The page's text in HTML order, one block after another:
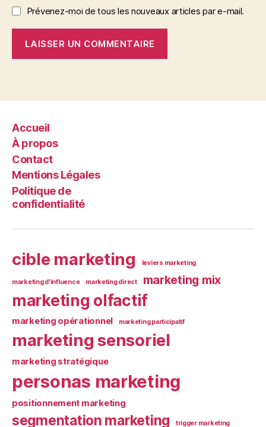
Prévenez-moi de tous les nouveaux articles par e-mail.
Accueil
À propos
Contact
Mentions Légales
Politique de
confidentialité
cible marketing leviers marketing
marketing d'influence marketing direct marketing mix
marketing olfactif
marketing opérationnel marketing participatif
marketing sensoriel
marketing stratégique
personas marketing
positionnement marketing
segmentation marketing trigger marketing